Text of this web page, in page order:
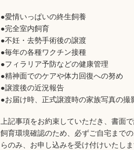
●愛情いっぱいの終生飼養
●完全室内飼育
●不妊・去勢手術後の譲渡
●毎年の各種ワクチン接種
●フィラリア予防などの健康管理
●精神面でのケアや体力回復への努め
●譲渡後の近況報告
●お届け時、正式譲渡時の家族写真の撮
上記事項をお約束していただき、書面
飼育環境確認のため、必ずご自宅まで
らのみ、お申し込みを受け付けいたし